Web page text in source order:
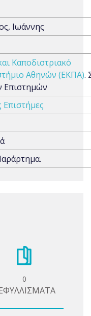
Ιωάννης
Καποδιστριακό
Αθηνών (ΕΚΠΑ).
Επιστημών
Επιστήμες
0